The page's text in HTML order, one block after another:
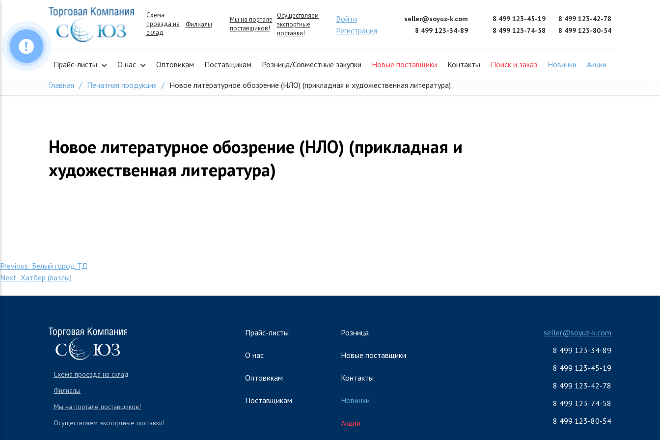
content
Схема
проезда на
склад
Филиалы
Мы на портале
поставщиков!
Осуществляем
экспортные
поставки!
Войти
Регистрация
seller@soyuz-k.com
8 499 123-34-89
8 499 123-45-19
8 499 123-42-78
8 499 123-74-58
8 499 123-80-54
Прайс-листы О нас Оптовикам Поставщикам Розница/Совместные закупки Новые поставщики Контакты Поиск и заказ Новинки Акции
Главная Печатная продукция Новое литературное обозрение (НЛО) (прикладная и художественная литература)
Новое литературное обозрение (НЛО) (прикладная и
художественная литература)
Навигация
по
Previous: Белый город ТД
Next: Хатбер (пазлы)
Схема проезда на склад
Филиалы
Мы на портале поставщиков!
Осуществляем экспортные поставки!
Прайс-листы
О нас
Оптовикам
Поставщикам
Розница
Новые поставщики
Контакты
Новинки
Акции
seller@soyuz-k.com
8 499 123-34-89
8 499 123-45-19
8 499 123-42-78
8 499 123-74-58
8 499 123-80-54